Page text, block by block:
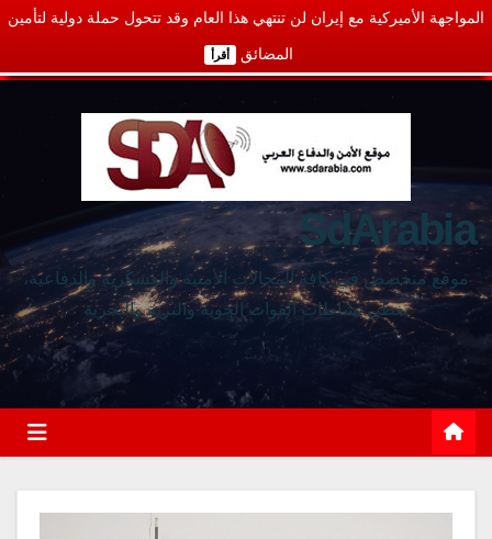
المواجهة الأميركية مع إيران لن تنتهي هذا العام وقد تتحول حملة دولية لتأمين
المضائق أقرأ
SdArabia
موقع متخصص في كافة المجالات الأمنية والعسكرية والدفاعية،
يغطي نشاطات القوات الجوية والبرية والبحرية